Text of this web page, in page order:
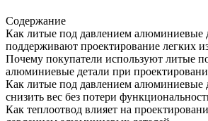
Содержание
Как литые под давлением алюминиевые
поддерживают проектирование легких
Почему покупатели используют литые
алюминиевые детали при
Как литые под давлением алюминиевые
снизить вес без потери
Как теплоотвод влияет на